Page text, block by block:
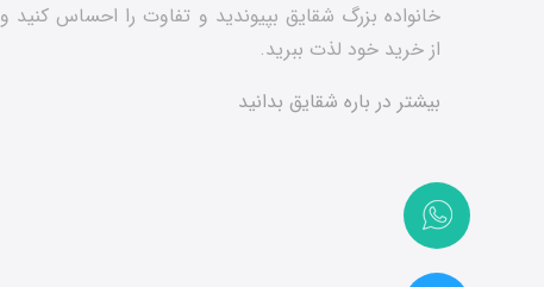
خانواده بزرگ شقایق بپیوندید و تفاوت را احساس کنید و
از خرید خود لذت ببرید.
بیشتر در باره شقایق بدانید